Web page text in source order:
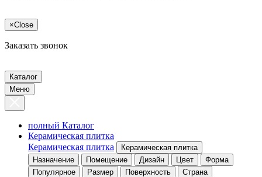
×Close
Заказать звонок
Каталог
Меню
полный Каталог
Керамическая плитка
Керамическая плитка
Керамическая плитка
Назначение
Помещение Дизайн Цвет
Форма
Популярное
Размер Поверхность Страна